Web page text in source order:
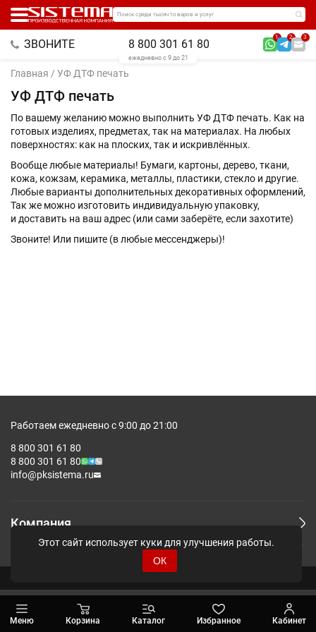
Поиск среди тысяч товаров и услуг
ЗВОНИТЕ 8 800 301 61 80
1 2 3
ежедневно с 9 до 21
Главная / УФ ДТФ печать
УФ ДТФ печать
По вашему желанию можно выполнить УФ ДТФ печать. Как на
готовых изделиях, предметах, так на материалах. На любых
поверхностях: как на плоских, так и искривлённых.
Вообще любые материалы! Бумаги, картоны, дерево, ткани,
кожа, кожзам, керамика, металлы, пластики, стекло и другие.
Любые варианты дополнительных декоративных оформлений,
Так же можно изготовить индивидуальную упаковку,
и доставить на ваш адрес (или сами заберёте, если захотите)
Звоните! Или пишите (в любые мессенджеры)!
Работаем ежедневно с 9:00 до 21:00
8 800 301 61 80
8 800 301 61 80
info@pksistema.ru
Компания
Меню Корзина Каталог Избранное Кабинет
Этот сайт использует куки для улучшения работы.
ОК